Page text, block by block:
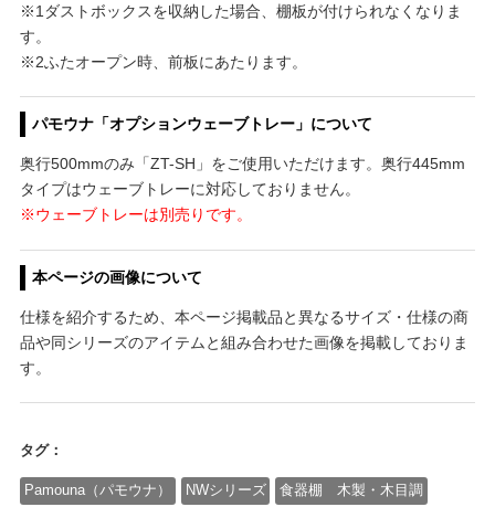
※1ダストボックスを収納した場合、棚板が付けられなくなりま
す。
※2ふたオープン時、前板にあたります。
パモウナ「オプションウェーブトレー」について
奥行500mmのみ「ZT-SH」をご使用いただけます。奥行445mm
タイプはウェーブトレーに対応しておりません。
※ウェーブトレーは別売りです。
本ページの画像について
仕様を紹介するため、本ページ掲載品と異なるサイズ・仕様の商
品や同シリーズのアイテムと組み合わせた画像を掲載しておりま
す。
タグ：
Pamouna（パモウナ） NWシリーズ 食器棚 木製・木目調